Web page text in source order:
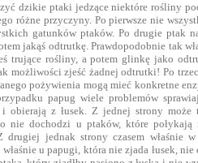
dzikie ptaki jedzące niektóre rośliny
różne przyczyny. Po pierwsze nie
gatunków ptaków. Po drugie ptak
jakąś odtrutkę. Prawdopodobnie tak
trujące rośliny, a potem glinkę jako
możliwości zjeść żadnej odtrutki! Po
pożywienia mogą mieć konkretne
papug wiele problemów
obierają z łusek. Z jednej strony może
nie dochodzi u ptaków, które połykają
jednak strony czasem właśnie w
u papugi, która nie zjada łusek, nie